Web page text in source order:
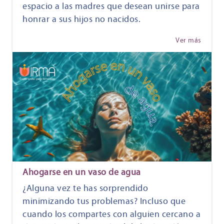
espacio a las madres que desean unirse para
honrar a sus hijos no nacidos.
Ver más
Ahogarse en un vaso de agua
¿Alguna vez te has sorprendido
minimizando tus problemas? Incluso que
cuando los compartes con alguien cercano a